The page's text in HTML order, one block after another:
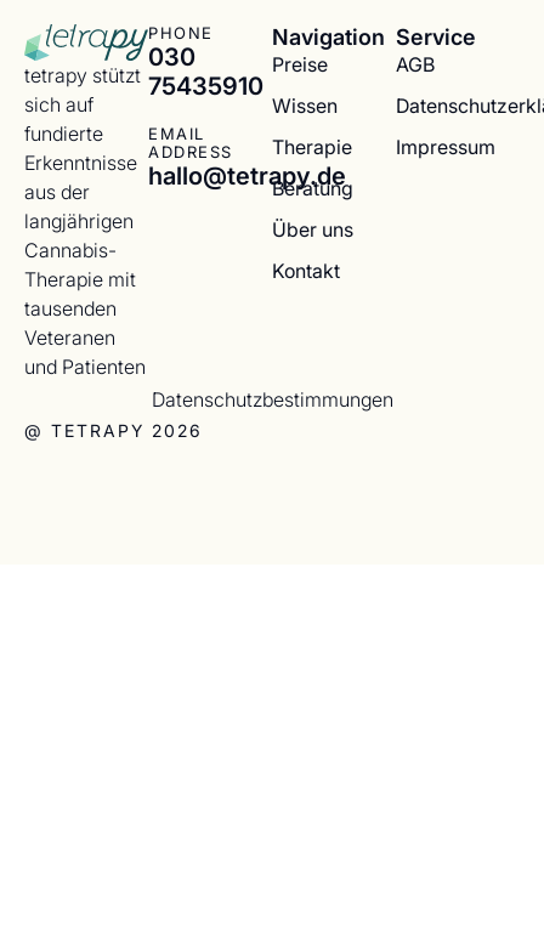
tetrapy stützt
sich auf
fundierte
Erkenntnisse
aus der
langjährigen
Cannabis-
Therapie mit
tausenden
Veteranen
und Patienten
PHONE
030
75435910
EMAIL
ADDRESS
hallo@tetrapy.de
Navigation
Preise
Wissen
Therapie
Beratung
Über uns
Kontakt
Service
AGB
Impressum
@ TETRAPY 2026
Datenschutzbestimmungen